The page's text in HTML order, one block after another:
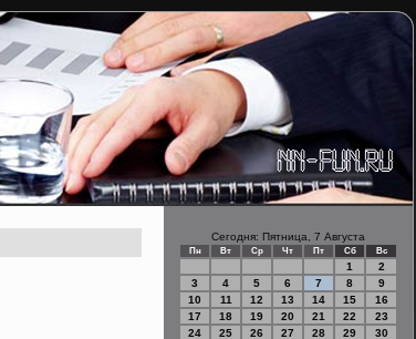
Сегодня: Пятница, 7 Августа
Пн Вт Ср Чт Пт Сб Вс
1
2
3
4 5 6 7 8
9
10
11 12 13 14 15
16
17
18 19 20 21 22
23
24
25 26 27 28 29
30